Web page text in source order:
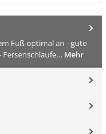
Fuß optimal an - gute
Mehr